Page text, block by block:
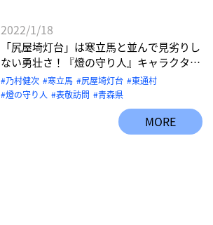
2022/1/18
「尻屋埼灯台」は寒立馬と並んで見劣りし
ない勇壮さ！『燈の守り人』キャラクター
表敬訪問【青森県東通村 尻屋埼灯台】
乃村健次 寒立馬 尻屋埼灯台
東通村
燈の守り⼈
表敬訪問 青森県
MORE